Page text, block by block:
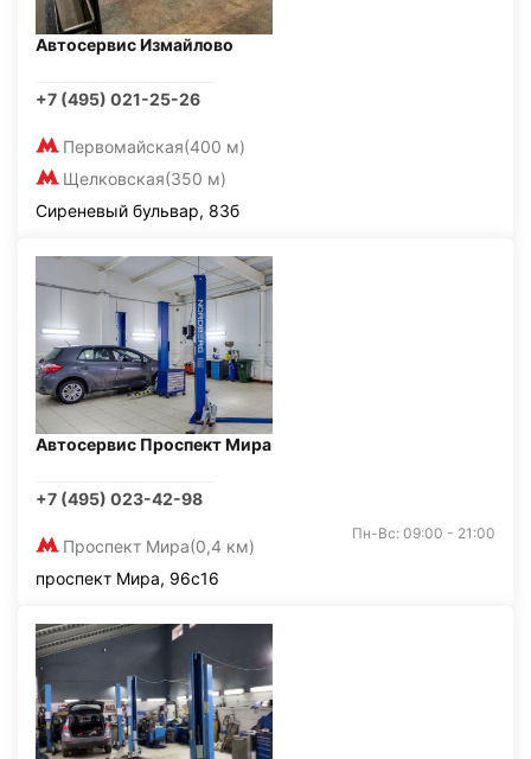
Автосервис Измайлово
+7 (495) 021-25-26
Первомайская(400 м)
Щелковская(350 м)
Сиреневый бульвар, 83б
Автосервис Проспект Мира
+7 (495) 023-42-98
Проспект Мира(0,4 км)
Пн-Вс: 09:00 - 21:00
проспект Мира, 96с16